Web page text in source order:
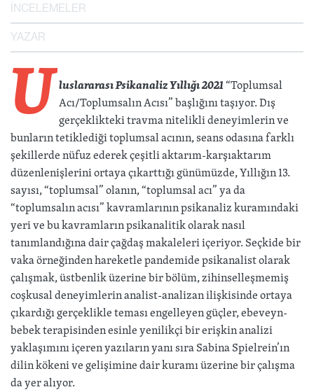
İNCELEMELER
YAZAR
Uluslararası Psikanaliz Yıllığı 2021“Toplumsal
Acı/Toplumsalın Acısı” başlığını taşıyor. Dış
gerçeklikteki travma nitelikli deneyimlerin ve
bunların tetiklediği toplumsal acının, seans odasına farklı
şekillerde nüfuz ederek çeşitli aktarım-karşıaktarım
düzenlenişlerini ortaya çıkarttığı günümüzde, Yıllığın 13.
sayısı, “toplumsal” olanın, “toplumsal acı” ya da
“toplumsalın acısı” kavramlarının psikanaliz kuramındaki
yeri ve bu kavramların psikanalitik olarak nasıl
tanımlandığına dair çağdaş makaleleri içeriyor. Seçkide bir
vaka örneğinden hareketle pandemide psikanalist olarak
çalışmak, üstbenlik üzerine bir bölüm, zihinselleşmemiş
coşkusal deneyimlerin analist-analizan ilişkisinde ortaya
çıkardığı gerçeklikle teması engelleyen güçler, ebeveyn-
bebek terapisinden esinle yenilikçi bir erişkin analizi
yaklaşımını içeren yazıların yanı sıra Sabina Spielrein’ın
dilin kökeni ve gelişimine dair kuramı üzerine bir çalışma
da yer alıyor.